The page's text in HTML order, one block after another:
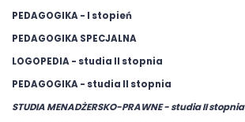
PEDAGOGIKA - I stopień
PEDAGOGIKA SPECJALNA
LOGOPEDIA - studia II stopnia
PEDAGOGIKA - studia II stopnia
STUDIA MENADŻERSKO-PRAWNE - studia II stopnia